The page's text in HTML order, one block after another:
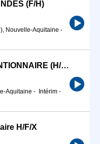
(F/H)
Nouvelle-Aquitaine -
AGENT DE QUAI / MANUTENTIONNAIRE (H/F) HORAIRES DE JOUR SECTEUR BASSENS (33)
Aquitaine - Intérim -
H/F/X